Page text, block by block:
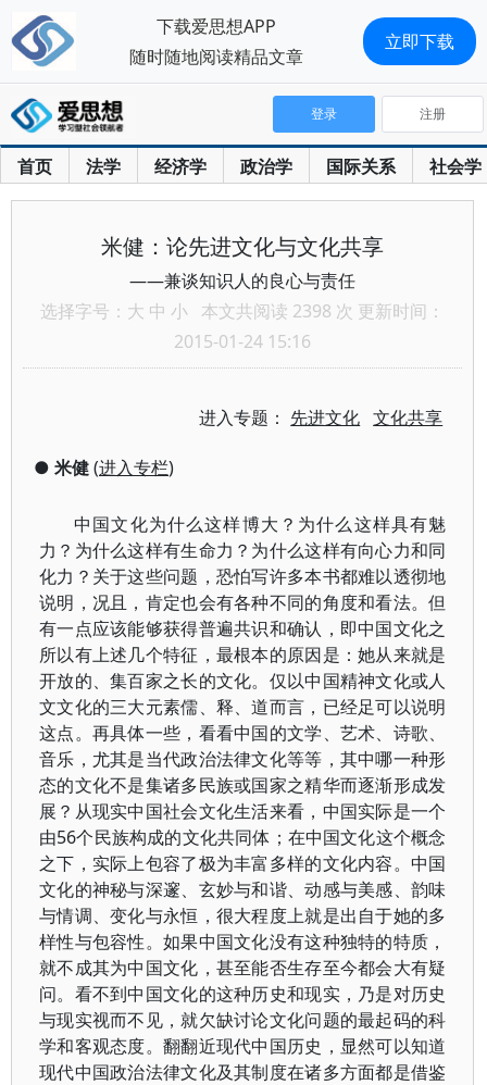
首页 法学 经济学 政治学 国际关系 社会学
登录 注册
米健：论先进文化与文化共享
——兼谈知识人的良心与责任
选择字号： 大 中 小 本文共阅读 2398 次 更新时间：
2015-01-24 15:16
进入专题： 先进文化 文化共享
● 米健(进入专栏)
中国文化为什么这样博大？为什么这样具有魅
力？为什么这样有生命力？为什么这样有向心力和同
化力？关于这些问题，恐怕写许多本书都难以透彻地
说明，况且，肯定也会有各种不同的角度和看法。但
有一点应该能够获得普遍共识和确认，即中国文化之
所以有上述几个特征，最根本的原因是：她从来就是
开放的、集百家之长的文化。仅以中国精神文化或人
文文化的三大元素儒、释、道而言，已经足可以说明
这点。再具体一些，看看中国的文学、艺术、诗歌、
音乐，尤其是当代政治法律文化等等，其中哪一种形
态的文化不是集诸多民族或国家之精华而逐渐形成发
展？从现实中国社会文化生活来看，中国实际是一个
由56个民族构成的文化共同体；在中国文化这个概念
之下，实际上包容了极为丰富多样的文化内容。中国
文化的神秘与深邃、玄妙与和谐、动感与美感、韵味
与情调、变化与永恒，很大程度上就是出自于她的多
样性与包容性。如果中国文化没有这种独特的特质，
就不成其为中国文化，甚至能否生存至今都会大有疑
问。看不到中国文化的这种历史和现实，乃是对历史
与现实视而不见，就欠缺讨论文化问题的最起码的科
学和客观态度。翻翻近现代中国历史，显然可以知道
现代中国政治法律文化及其制度在诸多方面都是借鉴
下载爱思想APP
随时随地阅读精品文章
立即下载